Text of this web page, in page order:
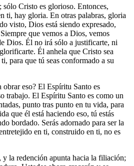
sólo Cristo es glorioso. Entonces,
ti, hay gloria. En otras palabras, gloria
visto, Dios está siendo expresado,
que vemos a Dios, vemos
Dios. Él no irá sólo a justificarte, ni
Él anhela que Cristo sea
para que tú seas conformado a su
obrar eso? El Espíritu Santo es
trabajo. El Espíritu Santo es como un
punto tras punto en tu vida, para
que él está haciendo eso, tú estás
bordado. Serás adornado para ser la
en ti, construido en ti, no es
y la redención apunta hacia la filiación;